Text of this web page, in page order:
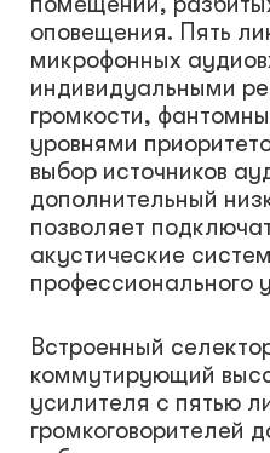
оповещения. Пять
микрофонных
индивидуальными
громкости,
уровнями
выбор источников
дополнительный
позволяет
акустические
профессионального
Встроенный
коммутирующий
усилителя с пятью
громкоговорителей